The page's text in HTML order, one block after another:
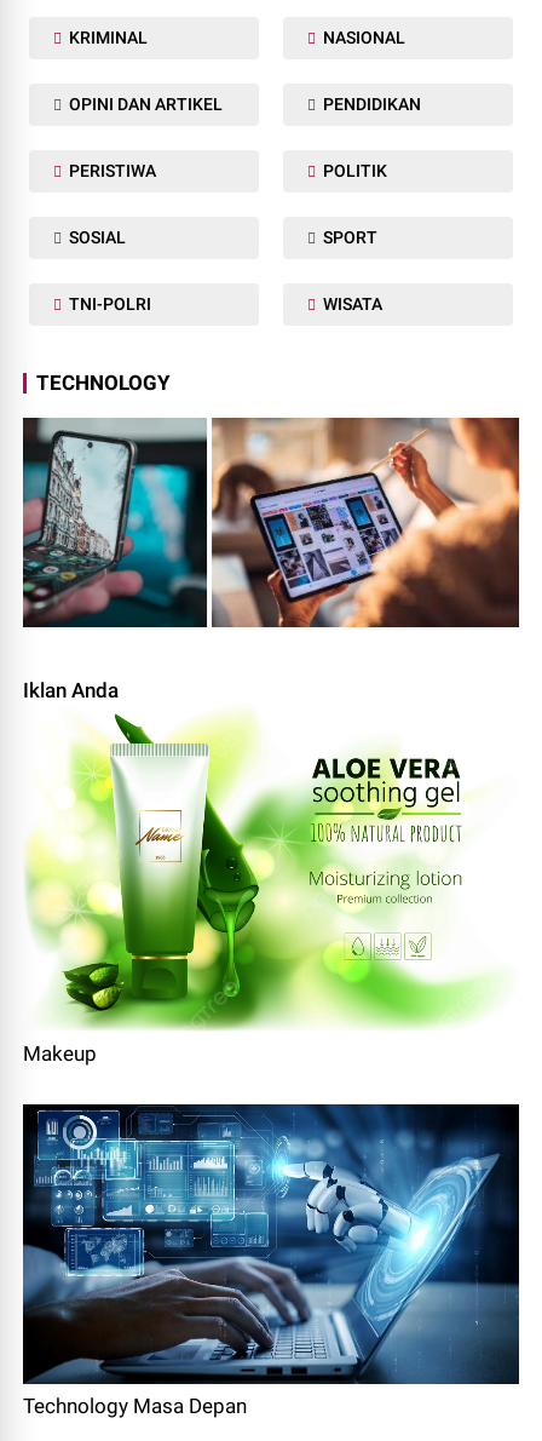
KRIMINAL NASIONAL
OPINI DAN ARTIKEL PENDIDIKAN
PERISTIWA POLITIK
SOSIAL SPORT
TNI-POLRI WISATA
TECHNOLOGY
Iklan Anda
Makeup
Technology Masa Depan